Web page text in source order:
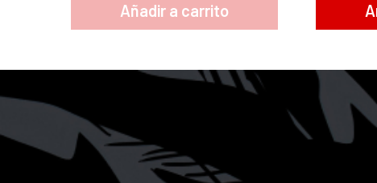
Añadir a carrito